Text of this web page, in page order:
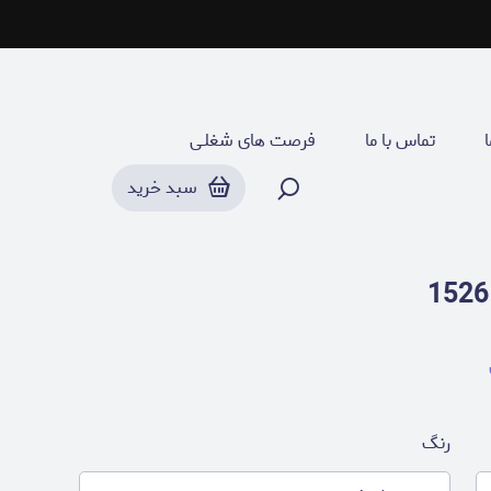
تماس با ما
فرصت های شغلـی
سبد خرید
رنگ